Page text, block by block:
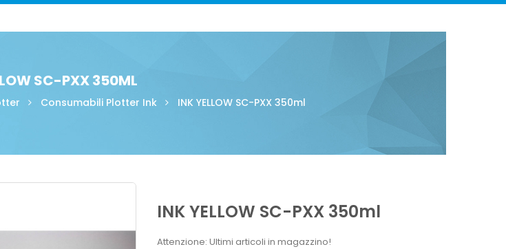
SC-PXX 350ML
Consumabili Plotter Ink INK YELLOW SC-PXX 350ml
INK YELLOW SC-PXX 350ml
Attenzione: Ultimi articoli in magazzino!